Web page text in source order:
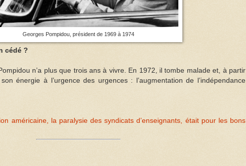
Georges Pompidou, président de 1969 à 1974
cédé ?
n’a plus que trois ans à vivre. En 1972, il tombe malade et, à partir
énergie à l’urgence des urgences : l’augmentation de l’indépendance
américaine, la paralysie des syndicats d’enseignants, était pour les bons